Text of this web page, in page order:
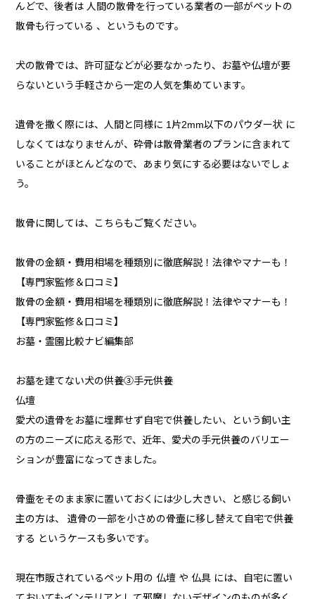
んどで、後者は 人間の散骨を行っている業者の一部がペットの
散骨も行っている 、というものです。
犬の散骨では、許可証などが必要なかったり、お墓や仏壇が要
らないという手軽さから一定の人気を集めています。
遺骨を撒く際には、人間と同様に 1片2mm以下のパウダー状 に
しなくてはなりませんが、砕骨は散骨業者のプランに含まれて
いることがほとんどなので、あまり気にする必要はないでしょ
う。
散骨に関しては、こちらもご覧ください。
散骨の金額・費用相場を種類別に徹底解説！法律やマナーも！
【専門家監修＆口コミ】
散骨の金額・費用相場を種類別に徹底解説！法律やマナーも！
【専門家監修＆口コミ】
お墓・霊園比較ナビ編集部
お墓を建てない犬の供養③手元供養
仏壇
愛犬の遺骨をお墓に埋葬せず自宅で供養したい、という飼い主
の方のニーズに応える形で、近年、愛犬の手元供養のバリエー
ションが豊富になってきました。
骨壷をそのまま家に置いておくには少し大きい、と感じる飼い
主の方は、 遺骨の一部を小さめの骨壷に移し替えて自宅で供養
する というケースも多いです。
現在市販されているペット用の 仏壇 や 仏具 には、自宅に置い